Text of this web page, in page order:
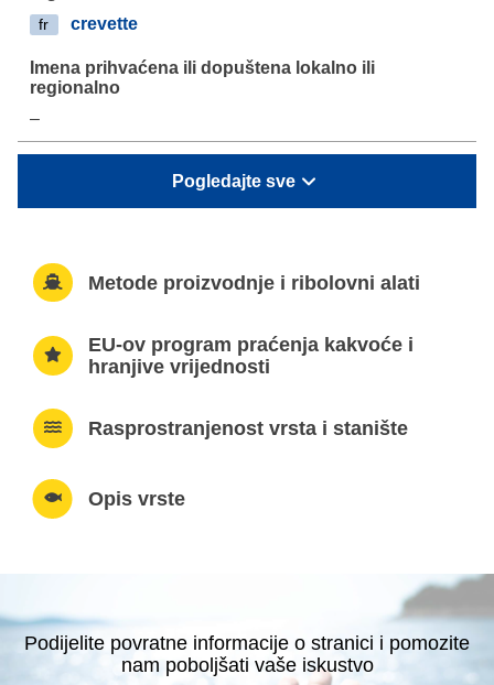
fr crevette
–
Pogledajte sve
Metode proizvodnje i ribolovni alati
EU-ov program praćenja kakvoće i
hranjive vrijednosti
Rasprostranjenost vrsta i stanište
Opis vrste
Podijelite povratne informacije o stranici i pomozite
nam poboljšati vaše iskustvo